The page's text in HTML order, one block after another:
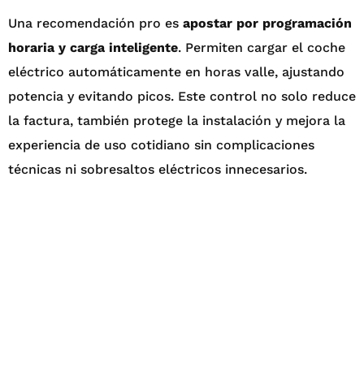
Una recomendación pro es apostar por programación
horaria y carga inteligente. Permiten cargar el coche
eléctrico automáticamente en horas valle, ajustando
potencia y evitando picos. Este control no solo reduce
la factura, también protege la instalación y mejora la
experiencia de uso cotidiano sin complicaciones
técnicas ni sobresaltos eléctricos innecesarios.